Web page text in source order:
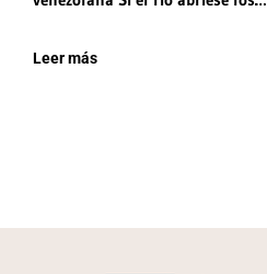
Leer más